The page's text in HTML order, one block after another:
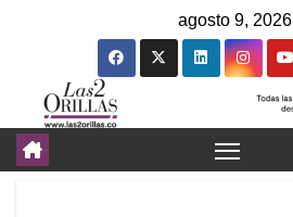
agosto 9, 2026